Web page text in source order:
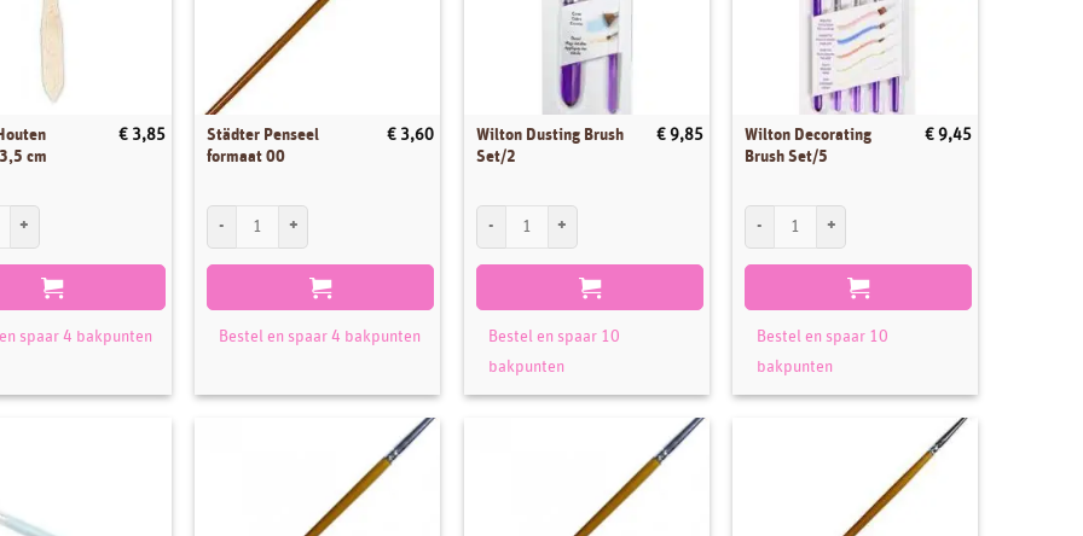
cm
€3,85
spaar 4 bakpunten
Städter Penseel
formaat 00
€ 3,60
Bestel en spaar 4 bakpunten
Wilton Dusting Brush
Set/2
€9,85
Bestel en spaar 10
bakpunten
Wilton Decorating
Brush Set/5
€ 9,45
Bestel en spaar 10
bakpunten